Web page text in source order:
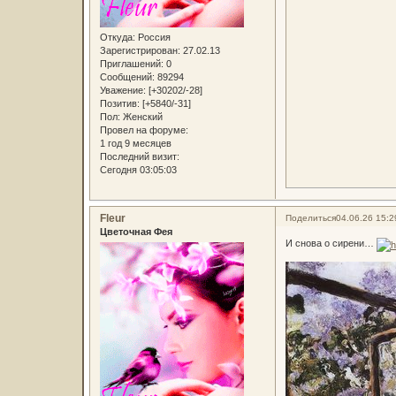
Откуда: Россия
Зарегистрирован: 27.02.13
Приглашений: 0
Сообщений: 89294
Уважение: [+30202/-28]
Позитив: [+5840/-31]
Пол: Женский
Провел на форуме:
1 год 9 месяцев
Последний визит:
Сегодня 03:05:03
Поделиться04.06.26
Fleur
Цветочная Фея
И снова о сирени…